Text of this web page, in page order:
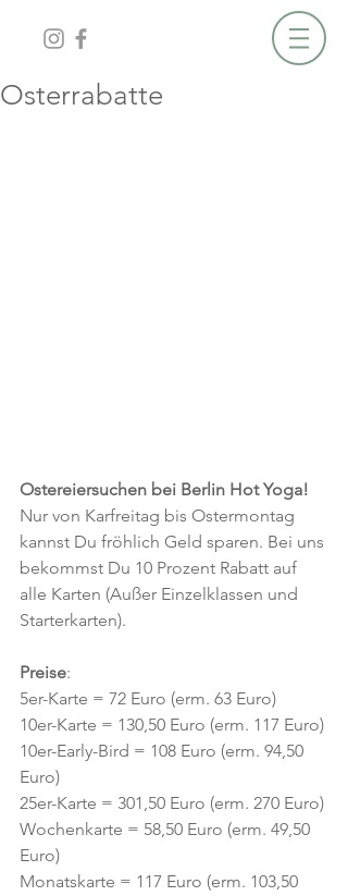
Osterrabatte
Ostereiersuchen bei Berlin Hot Yoga!
Nur von Karfreitag bis Ostermontag
kannst Du fröhlich Geld sparen. Bei uns
bekommst Du 10 Prozent Rabatt auf
alle Karten (Außer Einzelklassen und
Starterkarten).
Preise:
5er-Karte = 72 Euro (erm. 63 Euro)
10er-Karte = 130,50 Euro (erm. 117 Euro)
10er-Early-Bird = 108 Euro (erm. 94,50
Euro)
25er-Karte = 301,50 Euro (erm. 270 Euro)
Wochenkarte = 58,50 Euro (erm. 49,50
Euro)
Monatskarte = 117 Euro (erm. 103,50